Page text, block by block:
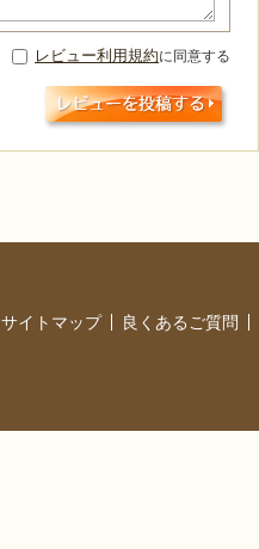
レビュー利用規約に同意する
サイトマップ 良くあるご質問